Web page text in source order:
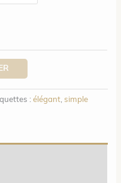
:élégant, simple